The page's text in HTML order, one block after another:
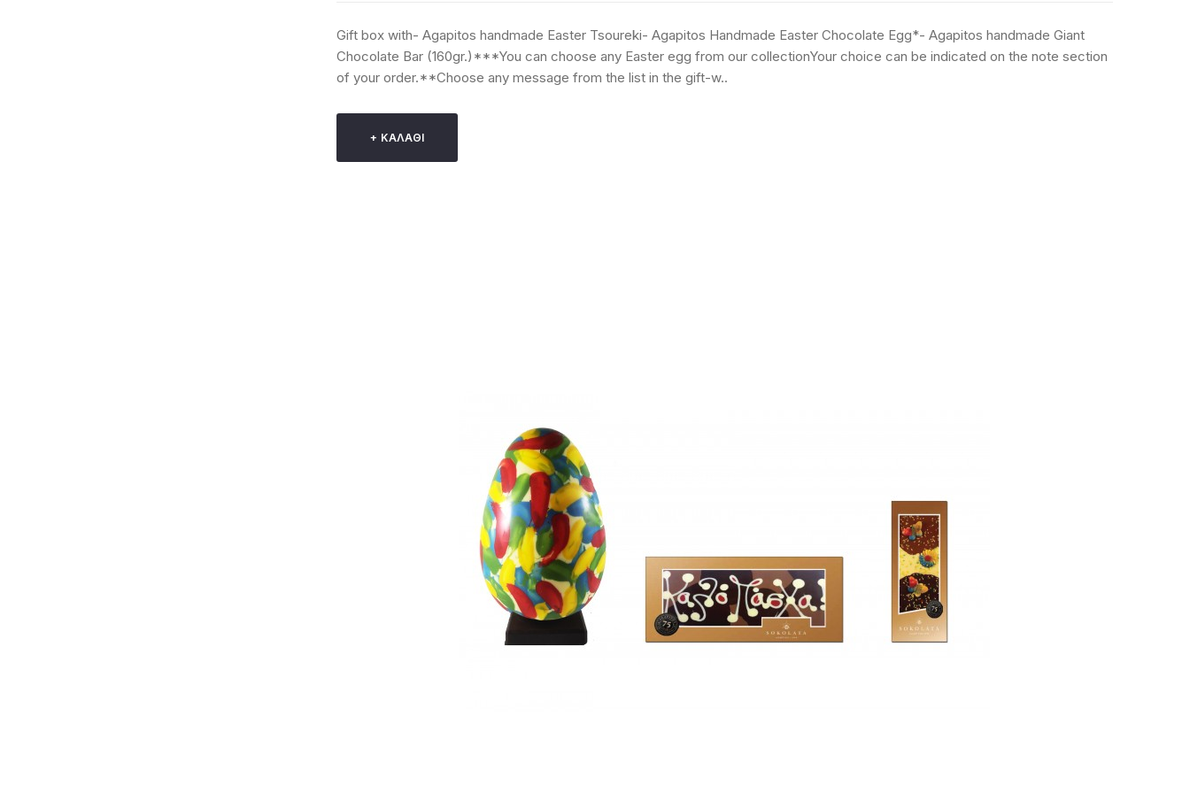
Gift box with- Agapitos handmade Easter Tsoureki- Agapitos Handmade Easter Chocolate Egg*- Agapitos handmade Giant
Chocolate Bar (160gr.)***You can choose any Easter egg from our collectionYour choice can be indicated on the note section
of your order.**Choose any message from the list in the gift-w..
ΚΑΛΆΘΙ